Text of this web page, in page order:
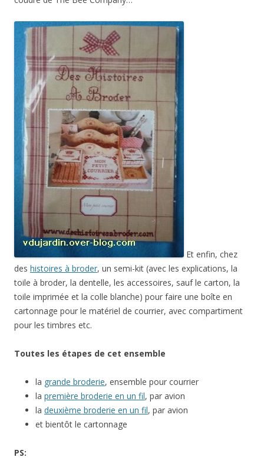
Et enfin, chez
des histoires à broder, un semi-kit (avec les explications, la
toile à broder, la dentelle, les accessoires, sauf le carton, la
toile imprimée et la colle blanche) pour faire une boîte en
cartonnage pour le matériel de courrier, avec compartiment
pour les timbres etc.
Toutes les étapes de cet ensemble
la grande broderie, ensemble pour courrier
la première broderie en un fil, par avion
la deuxième broderie en un fil, par avion
et bientôt le cartonnage
PS: